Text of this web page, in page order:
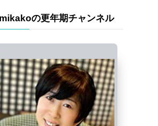
の更年期チャンネル